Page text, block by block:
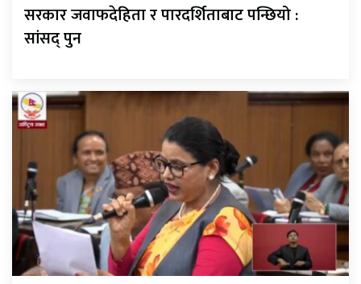
सरकार जवाफदेहिता र पारदर्शिताबाट पन्छियो :
सांसद् पुन